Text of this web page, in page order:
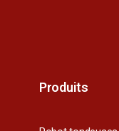
Produits